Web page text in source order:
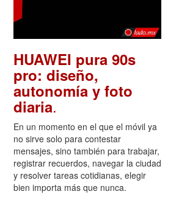
HUAWEI pura 90s
pro: diseño,
autonomía y foto
diaria.
En un momento en el que el móvil ya
no sirve solo para contestar
mensajes, sino también para trabajar,
registrar recuerdos, navegar la ciudad
y resolver tareas cotidianas, elegir
bien importa más que nunca.